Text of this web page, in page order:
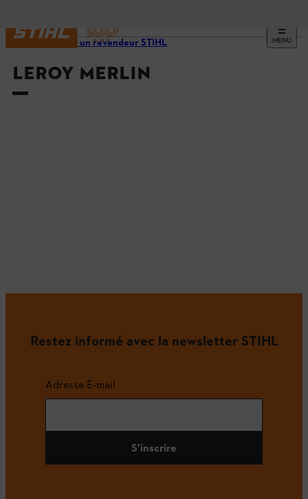
MENU
Trouvez un revendeur STIHL
LEROY MERLIN
Restez informé avec la newsletter STIHL
Adresse E-mail
S'inscrire